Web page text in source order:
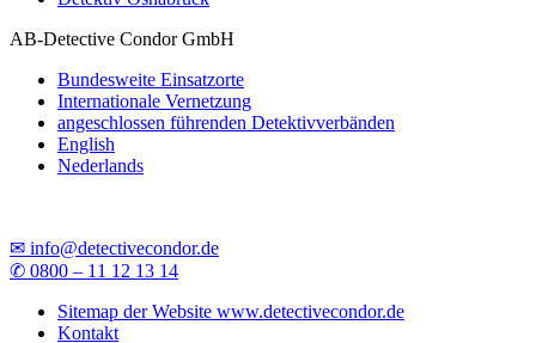
AB-Detective Condor GmbH
Bundesweite Einsatzorte
Internationale Vernetzung
angeschlossen führenden Detektivverbänden
English
Nederlands
✉ info@detectivecondor.de
✆ 0800 – 11 12 13 14
Sitemap der Website www.detectivecondor.de
Kontakt